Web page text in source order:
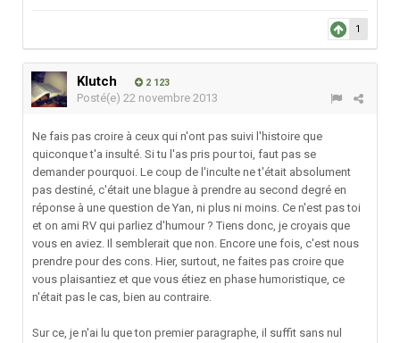
1
Klutch 2 123
Posté(e) 22 novembre 2013
Ne fais pas croire à ceux qui n'ont pas suivi l'histoire que
quiconque t'a insulté. Si tu l'as pris pour toi, faut pas se
demander pourquoi. Le coup de l'inculte ne t'était absolument
pas destiné, c'était une blague à prendre au second degré en
réponse à une question de Yan, ni plus ni moins. Ce n'est pas toi
et on ami RV qui parliez d'humour ? Tiens donc, je croyais que
vous en aviez. Il semblerait que non. Encore une fois, c'est nous
prendre pour des cons. Hier, surtout, ne faites pas croire que
vous plaisantiez et que vous étiez en phase humoristique, ce
n'était pas le cas, bien au contraire.
Sur ce, je n'ai lu que ton premier paragraphe, il suffit sans nul